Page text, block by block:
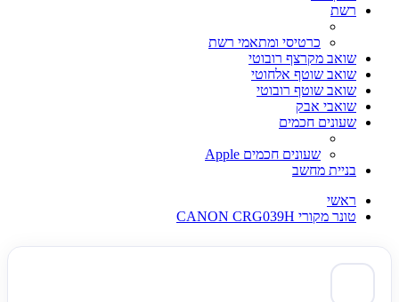
רשת
כרטיסי ומתאמי רשת
שואב מקרצף רובוטי
שואב שוטף אלחוטי
שואב שוטף רובוטי
שואבי אבק
שעונים חכמים
שעונים חכמים Apple
בניית מחשב
ראשי
טונר מקורי CANON CRG039H